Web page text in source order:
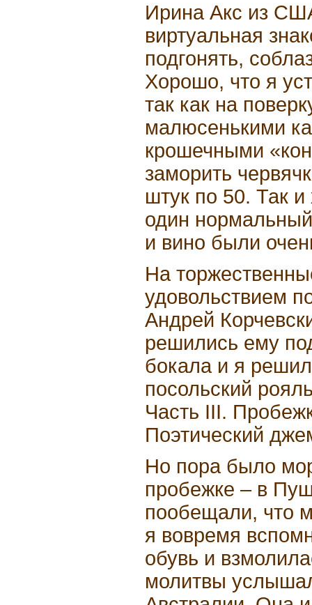
Ирина Акс из
виртуальная
подгонять,
Хорошо, что я
так как на
малюсенькими
крошечными
заморить
штук по 50. Так и
один
и вино были
На
удовольствием
Андрей
решились ему
бокала и я
посольский
Часть III.
Поэтический
Но пора было
пробежке – в
пообещали, что
я вовремя
обувь и
молитвы